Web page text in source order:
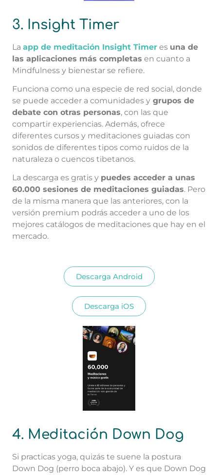
3. Insight Timer
La app de meditación Insight Timer es una de
las aplicaciones más completas en cuanto a
Mindfulness y bienestar se refiere.
Funciona como una especie de red social, donde
se puede acceder a comunidades y grupos de
debate con otras personas, con las que
compartir experiencias. Además, ofrece
diferentes cursos y meditaciones guiadas con
sonidos de diferentes tipos como ruidos de la
naturaleza o cuencos tibetanos.
La descarga es gratis y puedes acceder a unas
60.000 sesiones de meditaciones guiadas. Pero
de la misma manera que las anteriores, con la
versión premium podrás acceder a uno de los
mejores catálogos de meditaciones que hay en el
mercado.
Descarga Android
Descarga iOS
4. Meditación Down Dog
Si practicas yoga, quizás te suene la postura
Down Dog (perro boca abajo). Y es que Down Dog